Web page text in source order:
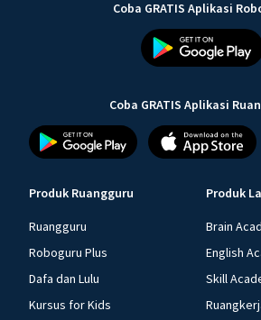
Coba GRATIS Aplikasi
Coba GRATIS Aplikasi
Produk Ruangguru
Ruangguru
Roboguru Plus
Dafa dan Lulu
Kursus for Kids
Produk
Brain
English
Skill